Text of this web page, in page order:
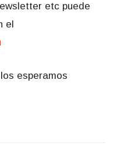
etc puede
el
esperamos